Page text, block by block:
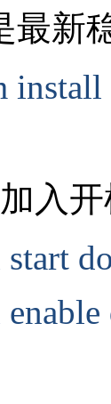
最新
入